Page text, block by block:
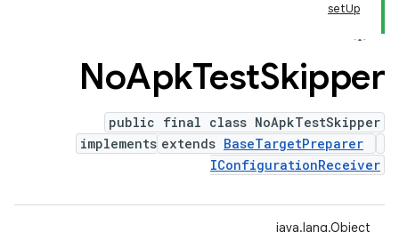
setUp
NoApkTestSkipper
public final class NoApkTestSkipper
extends BaseTargetPreparer
implements
IConfigurationReceiver
java.lang.Object